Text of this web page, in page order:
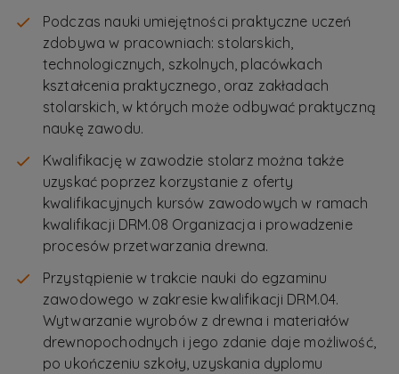
Podczas nauki umiejętności praktyczne uczeń
zdobywa w pracowniach: stolarskich,
technologicznych, szkolnych, placówkach
kształcenia praktycznego, oraz zakładach
stolarskich, w których może odbywać praktyczną
naukę zawodu.
Kwalifikację w zawodzie stolarz można także
uzyskać poprzez korzystanie z oferty
kwalifikacyjnych kursów zawodowych w ramach
kwalifikacji DRM.08 Organizacja i prowadzenie
procesów przetwarzania drewna.
Przystąpienie w trakcie nauki do egzaminu
zawodowego w zakresie kwalifikacji DRM.04.
Wytwarzanie wyrobów z drewna i materiałów
drewnopochodnych i jego zdanie daje możliwość,
po ukończeniu szkoły, uzyskania dyplomu